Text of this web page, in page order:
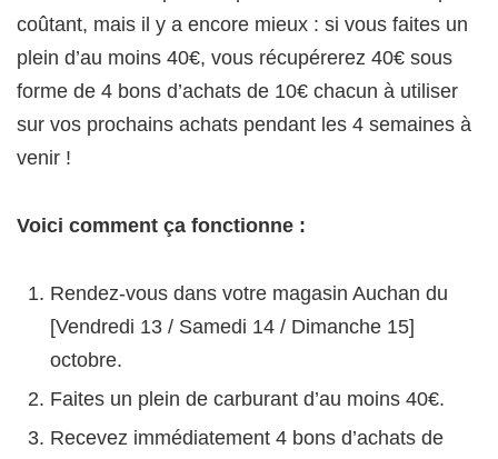
coûtant, mais il y a encore mieux : si vous faites un
plein d’au moins 40€, vous récupérerez 40€ sous
forme de 4 bons d’achats de 10€ chacun à utiliser
sur vos prochains achats pendant les 4 semaines à
venir !
Voici comment ça fonctionne :
Rendez-vous dans votre magasin Auchan du
[Vendredi 13 / Samedi 14 / Dimanche 15]
octobre.
Faites un plein de carburant d’au moins 40€.
Recevez immédiatement 4 bons d’achats de